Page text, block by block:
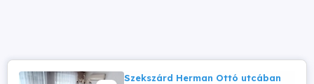
Szekszárd Herman Ottó utcában